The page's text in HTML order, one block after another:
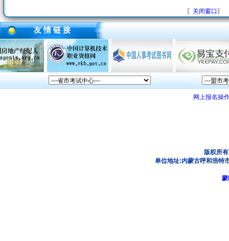
〖 关闭窗口 〗
友 情 链 接
网上报名操
版权所
单位地址:内蒙古呼和浩特